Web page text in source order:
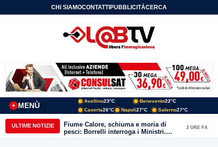
CHI SIAMOCONTATTIPUBBLICITÀCERCA
MENÙ
+
Avellino23°C Benevento22°C
Caserta26°C Napoli27°C Salerno27°C
ULTIME NOTIZIE
Fiume Calore, schiuma e moria di
pesci: Borrelli interroga i Ministri.
“Benevento paga l’assenza del
2 ORE FA